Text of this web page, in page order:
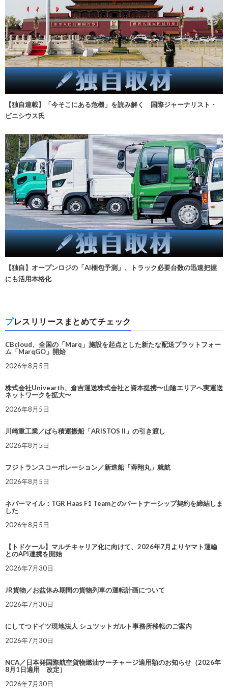
【独自連載】「今そこにある危機」を読み解く 国際ジャーナリスト・
ビニシウス氏
【独自】オープンロジの「AI梱包予測」、トラック必要台数の迅速把握
にも活用本格化
プレスリリースまとめてチェック
CBcloud、全国の「Marq」施設を起点とした新たな配送プラットフォー
ム「MarqGO」開始
2026年8月5日
株式会社Univearth、倉吉運送株式会社と資本提携〜山陰エリアへ実運送
ネットワークを拡大〜
2026年8月5日
川崎重工業／ばら積運搬船「ARISTOS II」の引き渡し
2026年8月5日
フジトランスコーポレーション／新造船「蓉翔丸」就航
2026年8月5日
ネバーマイル：TGR Haas F1 Teamとのパートナーシップ契約を締結しま
した
2026年8月5日
【トドケール】マルチキャリア化に向けて、2026年7月よりヤマト運輸
とのAPI連携を開始
2026年7月30日
JR貨物／お盆休み期間の貨物列車の運転計画について
2026年7月30日
にしてつドイツ現地法人 シュツットガルト事務所移転のご案内
2026年7月30日
NCA／日本発国際航空貨物燃油サーチャージ適用額のお知らせ（2026年
8月1日適用 改定）
2026年7月30日